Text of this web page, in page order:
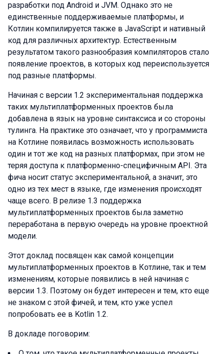
разработки под Android и JVM. Однако это не
единственные поддерживаемые платформы, и
Котлин компилируется также в JavaScript и нативный
код для различных архитектур. Естественным
результатом такого разнообразия компиляторов стало
появление проектов, в которых код переиспользуется
под разные платформы.
Начиная с версии 1.2 экспериментальная поддержка
таких мультиплатформенных проектов была
добавлена в язык на уровне синтаксиса и со стороны
тулинга. На практике это означает, что у программиста
на Котлине появилась возможность использовать
один и тот же код на разных платформах, при этом не
теряя доступа к платформенно-специфичным API. Эта
фича носит статус экспериментальной, а значит, это
одно из тех мест в языке, где изменения происходят
чаще всего. В релизе 1.3 поддержка
мультиплатформенных проектов была заметно
переработана в первую очередь на уровне проектной
модели.
Этот доклад посвящен как самой концепции
мультиплатформенных проектов в Котлине, так и тем
изменениям, которые появились в ней начиная с
версии 1.3. Поэтому он будет интересен и тем, кто еще
не знаком с этой фичей, и тем, кто уже успел
попробовать ее в Kotlin 1.2.
В докладе поговорим: